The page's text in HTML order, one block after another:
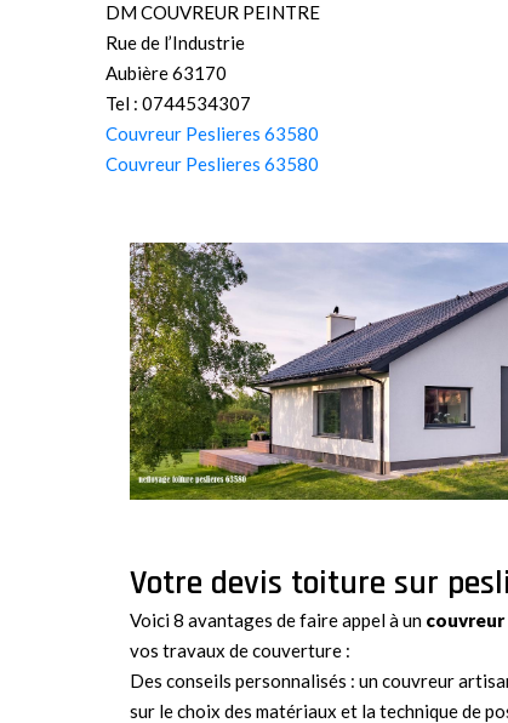
DM COUVREUR PEINTRE
Rue de l’Industrie
Aubière 63170
Tel : 0744534307
Couvreur Peslieres 63580
Couvreur Peslieres 63580
Votre devis toiture sur
Voici 8 avantages de faire appel à un couvreur
vos travaux de couverture :
Des conseils personnalisés : un couvreur
sur le choix des matériaux et la technique de